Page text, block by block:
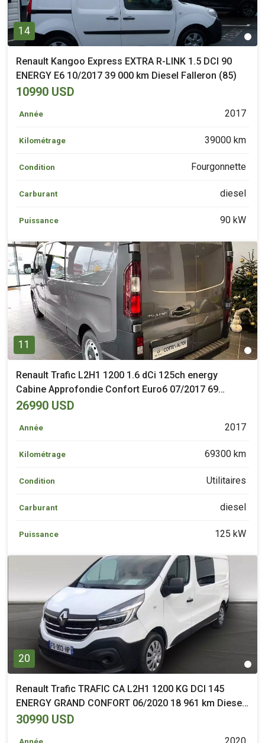
14
Renault Kangoo Express EXTRA R-LINK 1.5 DCI 90
ENERGY E6 10/2017 39 000 km Diesel Falleron (85)
10990 USD
Année 2017
Kilométrage 39000 km
Condition Fourgonnette
Carburant diesel
Puissance 90 kW
11
Renault Trafic L2H1 1200 1.6 dCi 125ch energy
Cabine Approfondie Confort Euro6 07/2017 69
300 km Diesel Questembert (56)
26990 USD
Année 2017
Kilométrage 69300 km
Condition Utilitaires
Carburant diesel
Puissance 125 kW
20
Renault Trafic TRAFIC CA L2H1 1200 KG DCI 145
ENERGY GRAND CONFORT 06/2020 18 961 km Diesel
Saint-Malo (35)
30990 USD
Année